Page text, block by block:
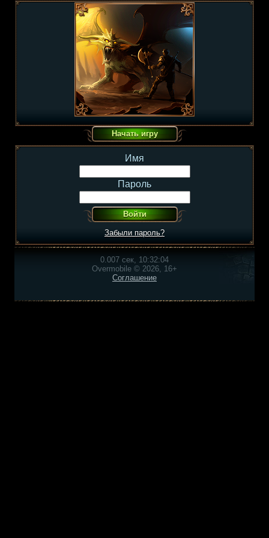
Имя
Пароль
Забыли пароль?
0.007 сек, 10:32:04
Overmobile © 2026, 16+
Соглашение